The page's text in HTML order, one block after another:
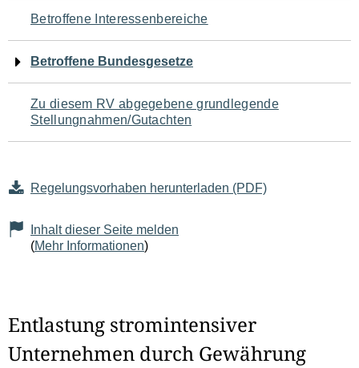
den
Seiteninhalt
Betroffene Interessenbereiche
Betroffene Bundesgesetze
Zu diesem RV abgegebene grundlegende
Stellungnahmen/Gutachten
Regelungsvorhaben herunterladen (PDF)
Inhalt dieser Seite melden
(Mehr Informationen)
Entlastung stromintensiver
Unternehmen durch Gewährung